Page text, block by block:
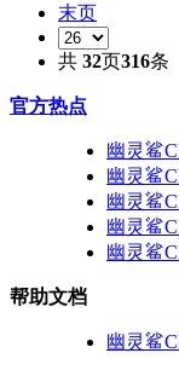
末页
共 32页316条
官方热点
幽灵鲨
幽灵鲨
幽灵鲨
幽灵鲨
幽灵鲨
帮助文档
幽灵鲨